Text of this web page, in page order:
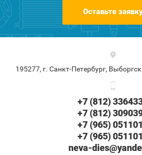
Оставьте
195277, г. Санкт-Петербург,
+7 (812)
+7 (812)
+7 (965)
+7 (965)
neva-